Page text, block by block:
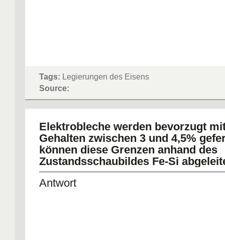
Tags: Legierungen des Eisens
Source:
Elektrobleche werden bevorzugt
Gehalten zwischen 3 und 4,5%
können diese Grenzen anhand des
Zustandsschaubildes Fe-Si
Antwort